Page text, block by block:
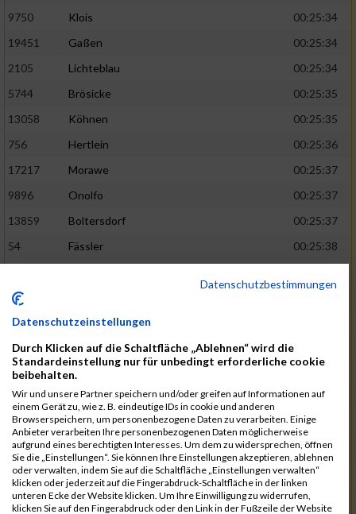
9750
Klois
00:25:34
19451
Gaßen
00:25:34
2105
Lichteblau
00:25:34
5744
Brösicke
00:25:35
13058
Köhnen
00:25:35
756
Hertlein
00:25:36
17217
Morawe
00:25:37
9896
Onolfo
00:25:37
13859
Boltersdorf
00:25:37
54
Fässler
00:25:38
13253
2317
Golbar
5561
Lück
00:25:38
12006
Laudien
9273
Nicotra
00:25:38
7717
Lades
00:25:38
15581
Adamczak
00:25:38
3162
Heilig
00:25:39
3107
Schork 00:25:40
Datenschutzbestimmungen
Datenschutzeinstellungen
Durch Klicken auf die Schaltfläche „Ablehnen“ wird die
Standardeinstellung nur für unbedingt erforderliche cookie
beibehalten.
Wir und unsere Partner speichern und/oder greifen auf Informationen auf
einem Gerät zu, wie z. B. eindeutige IDs in cookie und anderen
Browserspeichern, um personenbezogene Daten zu verarbeiten. Einige
Anbieter verarbeiten Ihre personenbezogenen Daten möglicherweise
aufgrund eines berechtigten Interesses. Um dem zu widersprechen, öffnen
Sie die „Einstellungen“. Sie können Ihre Einstellungen akzeptieren, ablehnen
oder verwalten, indem Sie auf die Schaltfläche „Einstellungen verwalten“
klicken oder jederzeit auf die Fingerabdruck-Schaltfläche in der linken
unteren Ecke der Website klicken. Um Ihre Einwilligung zu widerrufen,
klicken Sie auf den Fingerabdruck oder den Link in der Fußzeile der Website